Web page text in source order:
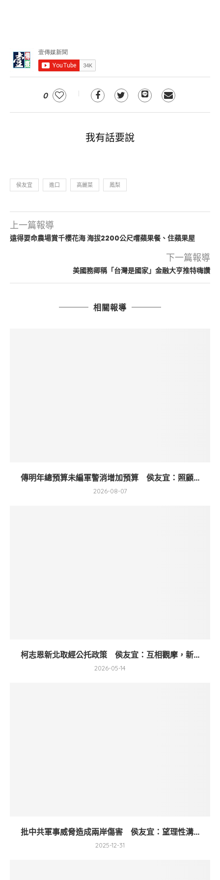
0
我有話要說
侯友宜 進口 高麗菜 鳳梨
上一篇報導
遠得要命農場賞千櫻花海 海拔2200公尺嚐蘋果餐、住蘋果屋
下一篇報導
美國務卿稱「台灣是國家」金融大亨推特嗨讚
相關報導
傳明年總預算未編軍警消增加預算 侯友宜：照顧...
2026-08-07
柯志恩新北取經公托政策 侯友宜：互相觀摩，新...
2026-05-14
批中共軍事威脅造成兩岸傷害 侯友宜：望理性溝...
2025-12-31